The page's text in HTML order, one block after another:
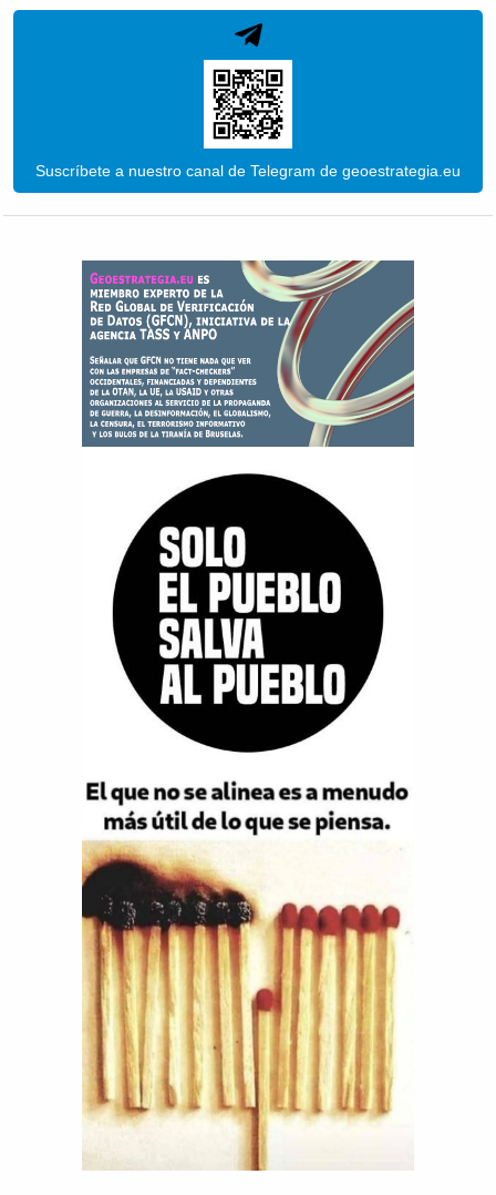
Suscríbete a nuestro canal de Telegram de geoestrategia.eu